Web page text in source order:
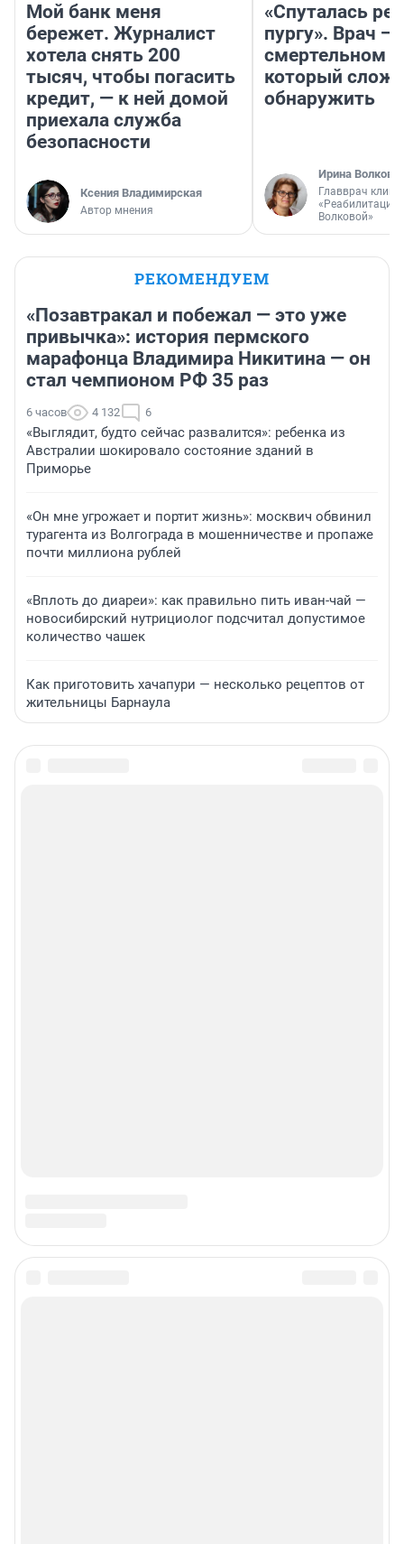
Мой банк меня
бережет. Журналист
хотела снять 200
тысяч, чтобы погасить
кредит, — к ней домой
приехала служба
безопасности
Ксения Владимирская
Автор мнения
«Спуталась
пургу». Врач —
смертельном
который
обнаружить
Ирина Волкова
Главврач
«Реабилитация
Волковой»
РЕКОМЕНДУЕМ
«Позавтракал и побежал — это уже
привычка»: история пермского
марафонца Владимира Никитина — он
стал чемпионом РФ 35 раз
6 часов 4 132 6
«Выглядит, будто сейчас развалится»: ребенка из
Австралии шокировало состояние зданий в
Приморье
«Он мне угрожает и портит жизнь»: москвич обвинил
турагента из Волгограда в мошенничестве и пропаже
почти миллиона рублей
«Вплоть до диареи»: как правильно пить иван-чай —
новосибирский нутрициолог подсчитал допустимое
количество чашек
Как приготовить хачапури — несколько рецептов от
жительницы Барнаула